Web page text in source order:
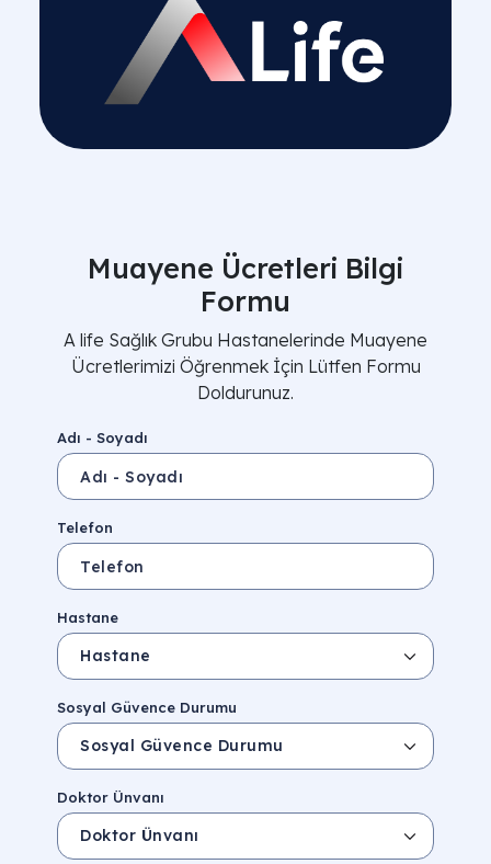
Muayene Ücretleri Bilgi
Formu
A life Sağlık Grubu Hastanelerinde Muayene
Ücretlerimizi Öğrenmek İçin Lütfen Formu
Doldurunuz.
Adı - Soyadı
Telefon
Hastane
Sosyal Güvence Durumu
Doktor Ünvanı